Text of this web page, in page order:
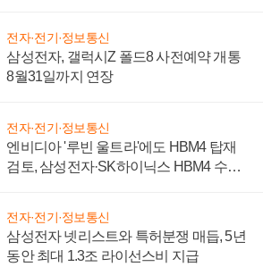
전자·전기·정보통신
삼성전자, 갤럭시Z 폴드8 사전예약 개통
8월31일까지 연장
전자·전기·정보통신
엔비디아 '루빈 울트라'에도 HBM4 탑재
검토, 삼성전자·SK하이닉스 HBM4 수율
전자·전기·정보통신
삼성전자 넷리스트와 특허분쟁 매듭, 5년
동안 최대 1.3조 라이선스비 지급